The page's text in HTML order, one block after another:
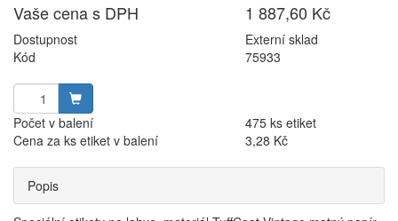
Vaše cena s DPH
1 887,60 Kč
Dostupnost
Externí sklad
Kód
75933
Počet v balení
475 ks etiket
Cena za ks etiket v balení
3,28 Kč
Popis